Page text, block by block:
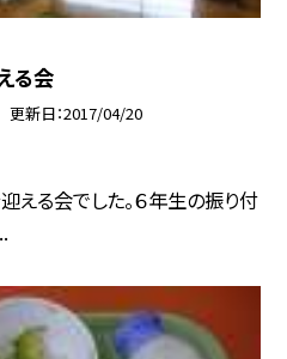
る会
更新日 2017/04/20
える会でした。６年生の振り付